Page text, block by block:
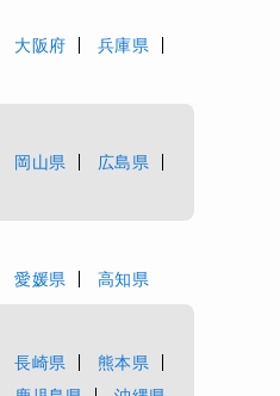
大阪府
兵庫県
岡山県
広島県
愛媛県 高知県
長崎県
熊本県